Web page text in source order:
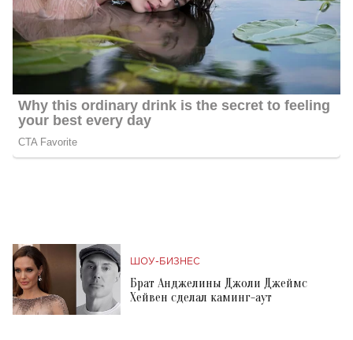
ШОУ-БИЗНЕС
Брат Анджелины Джоли Джеймс
Хейвен сделал каминг-аут